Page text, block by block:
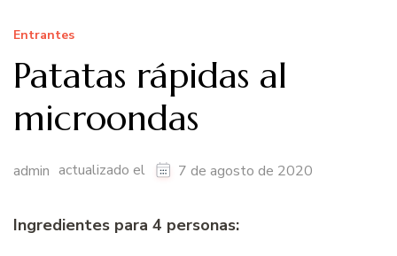
Entrantes
Patatas rápidas al
microondas
admin actualizado el 7 de agosto de 2020
Ingredientes para 4 personas: